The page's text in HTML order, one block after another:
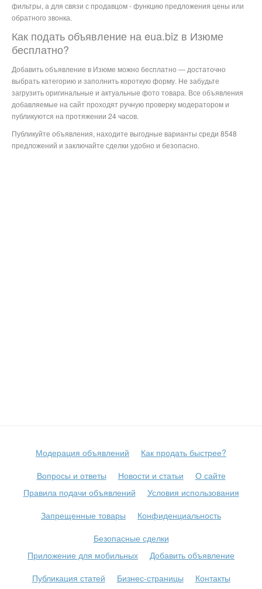
фильтры, а для связи с продавцом - функцию предложения цены или
обратного звонка.
Как подать объявление на eua.biz в Изюме
бесплатно?
Добавить объявление в Изюме можно бесплатно — достаточно
выбрать категорию и заполнить короткую форму. Не забудьте
загрузить оригинальные и актуальные фото товара. Все объявления
добавляемые на сайт проходят ручную проверку модератором и
публикуются на протяжении 24 часов.
Публикуйте объявления, находите выгодные варианты среди 8548
предложений и заключайте сделки удобно и безопасно.
Модерация объявлений
Как продать быстрее?
Вопросы и ответы
Новости и статьи
О сайте
Правила подачи объявлений
Условия использования
Запрещенные товары
Конфиденциальность
Безопасные сделки
Приложение для мобильных
Добавить объявление
Публикация статей
Бизнес-страницы Контакты